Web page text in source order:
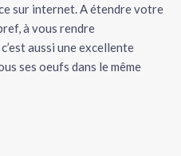
sur internet. A étendre votre
à vous rendre
aussi une excellente
ses oeufs dans le même